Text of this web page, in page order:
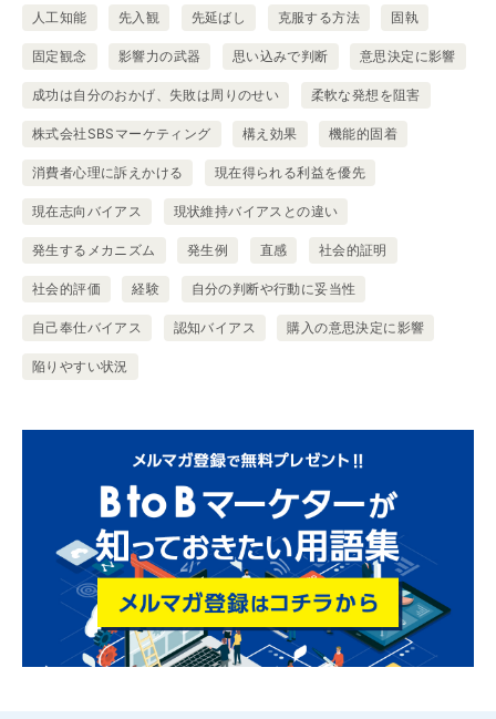
人工知能 先入観 先延ばし 克服する方法 固執
固定観念 影響力の武器 思い込みで判断 意思決定に影響
成功は自分のおかげ、失敗は周りのせい 柔軟な発想を阻害
株式会社SBSマーケティング 構え効果 機能的固着
消費者心理に訴えかける 現在得られる利益を優先
現在志向バイアス 現状維持バイアスとの違い
発生するメカニズム 発生例 直感 社会的証明
社会的評価 経験 自分の判断や行動に妥当性
自己奉仕バイアス 認知バイアス 購入の意思決定に影響
陥りやすい状況